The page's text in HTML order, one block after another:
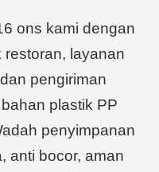
ons kami dengan
layanan
pengiriman
plastik PP
penyimpanan
anti bocor, aman